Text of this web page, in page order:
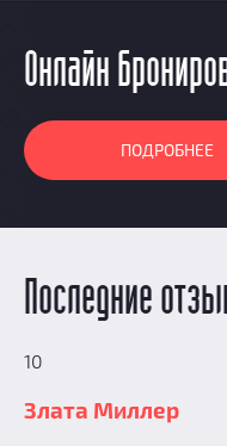
Онлайн
ПОДРОБНЕЕ
Последние
10
Злата Миллер